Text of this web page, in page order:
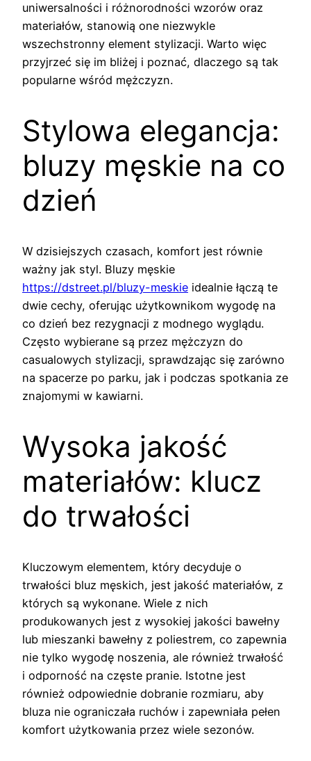
uniwersalności i różnorodności wzorów oraz
materiałów, stanowią one niezwykle
wszechstronny element stylizacji. Warto więc
przyjrzeć się im bliżej i poznać, dlaczego są tak
popularne wśród mężczyzn.
Stylowa elegancja:
bluzy męskie na co
dzień
W dzisiejszych czasach, komfort jest równie
ważny jak styl. Bluzy męskie
https://dstreet.pl/bluzy-meskie idealnie łączą te
dwie cechy, oferując użytkownikom wygodę na
co dzień bez rezygnacji z modnego wyglądu.
Często wybierane są przez mężczyzn do
casualowych stylizacji, sprawdzając się zarówno
na spacerze po parku, jak i podczas spotkania ze
znajomymi w kawiarni.
Wysoka jakość
materiałów: klucz
do trwałości
Kluczowym elementem, który decyduje o
trwałości bluz męskich, jest jakość materiałów, z
których są wykonane. Wiele z nich
produkowanych jest z wysokiej jakości bawełny
lub mieszanki bawełny z poliestrem, co zapewnia
nie tylko wygodę noszenia, ale również trwałość
i odporność na częste pranie. Istotne jest
również odpowiednie dobranie rozmiaru, aby
bluza nie ograniczała ruchów i zapewniała pełen
komfort użytkowania przez wiele sezonów.